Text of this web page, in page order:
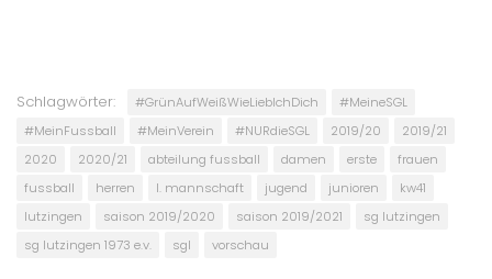
Schlagwörter: #GrünAufWeißWieLiebIchDich
#MeineSGL
#MeinFussball
#MeinVerein #NURdieSGL 2019/20
2019/21
2020
2020/21 abteilung fussball damen erste
frauen
fussball
herren I. mannschaft jugend junioren
kw41
lutzingen
saison 2019/2020 saison 2019/2021
sg lutzingen
sg lutzingen 1973 e.v.
sgl vorschau